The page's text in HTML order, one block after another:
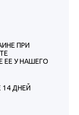
ПРИ
ЕЕ У НАШЕГО
14 ДНЕЙ